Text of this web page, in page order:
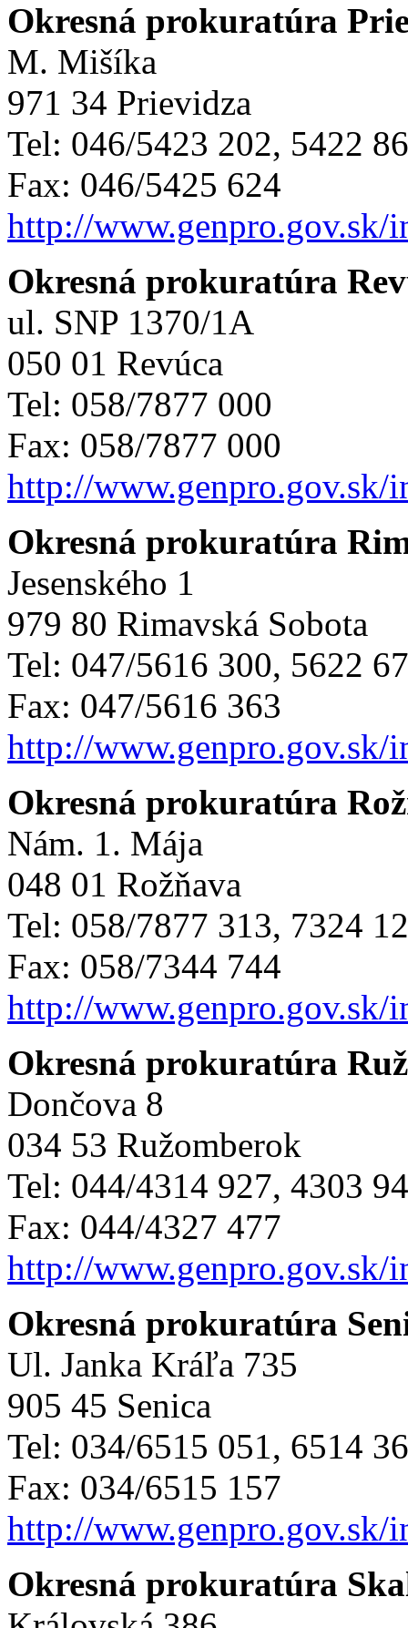
Okresná prokuratúra
M. Mišíka
971 34 Prievidza
Tel: 046/5423 202, 5422
Fax: 046/5425 624
http://www.genpro.gov.sk/
Okresná prokuratúra
ul. SNP 1370/1A
050 01 Revúca
Tel: 058/7877 000
Fax: 058/7877 000
http://www.genpro.gov.sk/
Okresná prokuratúra
Jesenského 1
979 80 Rimavská Sobota
Tel: 047/5616 300, 5622
Fax: 047/5616 363
http://www.genpro.gov.sk/
Okresná prokuratúra
Nám. 1. Mája
048 01 Rožňava
Tel: 058/7877 313, 7324
Fax: 058/7344 744
http://www.genpro.gov.sk/
Okresná prokuratúra
Dončova 8
034 53 Ružomberok
Tel: 044/4314 927, 4303
Fax: 044/4327 477
http://www.genpro.gov.sk/
Okresná prokuratúra
Ul. Janka Kráľa 735
905 45 Senica
Tel: 034/6515 051, 6514
Fax: 034/6515 157
http://www.genpro.gov.sk/
Okresná prokuratúra